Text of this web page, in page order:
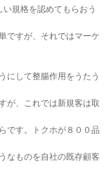
規格を認めてもらおう
ですが、それではマーケ
にして整腸作用をうたう
が、これでは新規客は取
です。トクホが８００品
なものを自社の既存顧客